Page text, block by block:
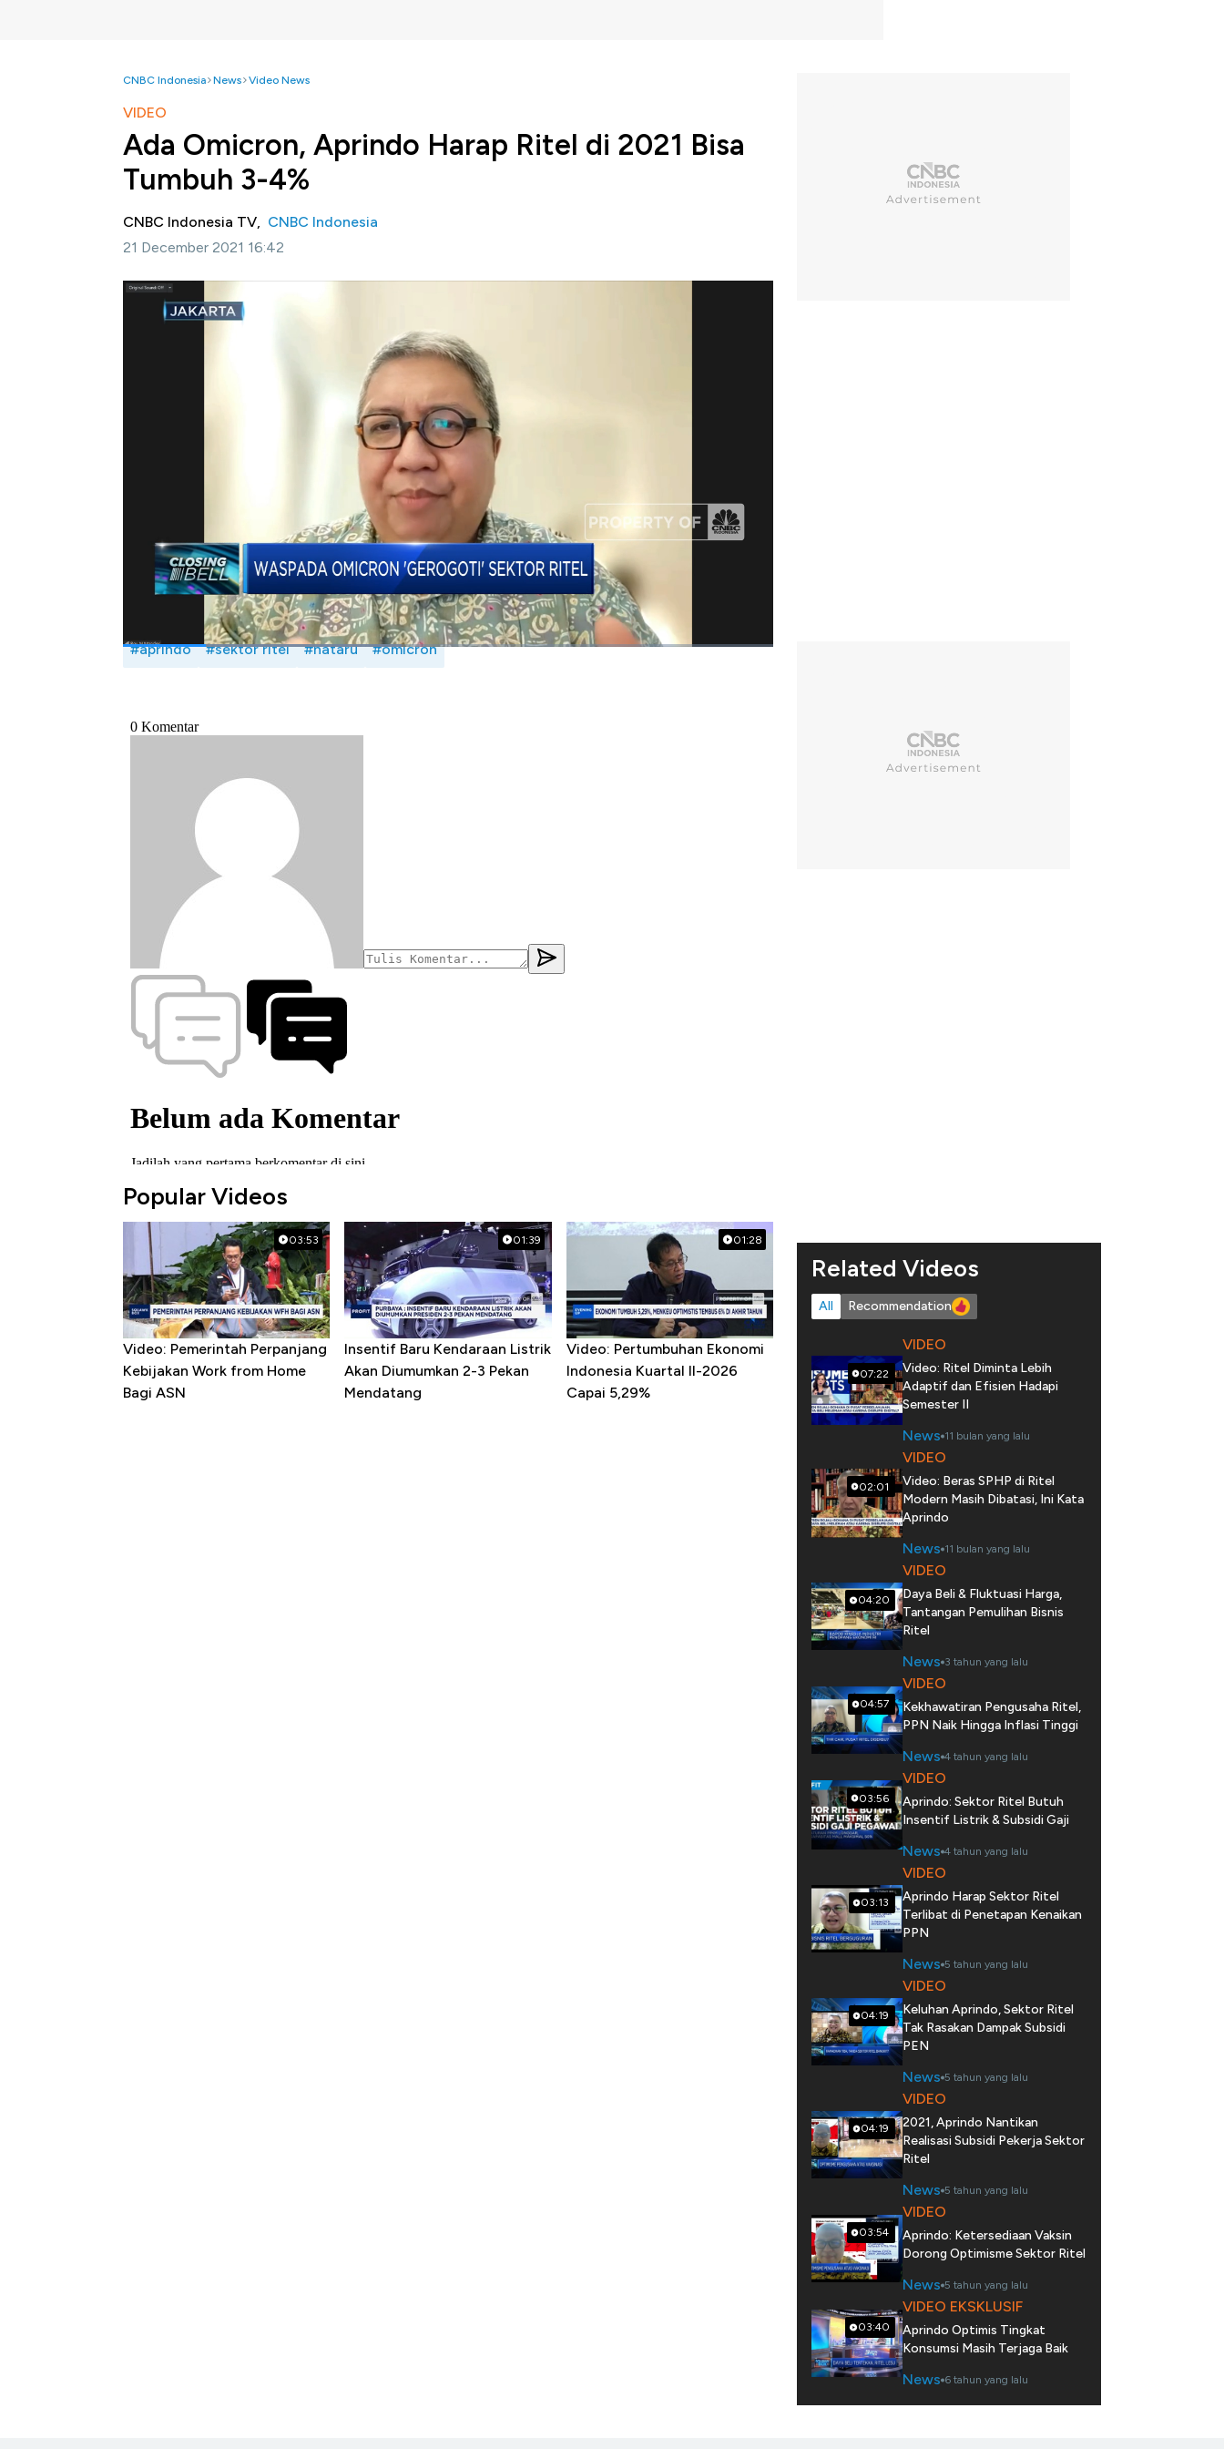
CNBC Indonesia News Video News
VIDEO
Ada Omicron, Aprindo Harap Ritel di 2021 Bisa
Tumbuh 3-4%
CNBC Indonesia TV, CNBC Indonesia
21 December 2021 16:42
Jakarta, CNBC Indonesia-
protokol ketat di pusat belanja menghadapi periode libur Natal dan Tahun Baru di tengah ancaman
Ketua Umum DPP Aprindo, Roy Mandey mengharapkan masa libur Nataru bisa menjadi waktu bagi
sektor ritel untuk meningkatkan pertumbuhan 3-3,5% dia akhir tahun sehingga target 3-4% di tahun
Seperti apa Selengkapnya simak dialog Muhammad Gibran dengan Ketua Umum DPP Asosiasi
Pengusaha Ritel Indonesia (Aprindo), Roy Mandey dalam program Closing Bell, CNBC Indonesia
Bagikan:
#aprindo #sektor ritel #nataru #omicron
Popular Videos
03:53
Video: Pemerintah Perpanjang
Kebijakan Work from Home
Bagi ASN
01:39
Insentif Baru Kendaraan Listrik
Akan Diumumkan 2-3 Pekan
Mendatang
01:28
Video: Pertumbuhan Ekonomi
Indonesia Kuartal II-2026
Capai 5,29%
Related Videos
All Recommendation
07:22
VIDEO
Video: Ritel Diminta Lebih
Adaptif dan Efisien Hadapi
Semester II
News 11 bulan yang lalu
02:01
VIDEO
Video: Beras SPHP di Ritel
Modern Masih Dibatasi, Ini Kata
Aprindo
News 11 bulan yang lalu
04:20
VIDEO
Daya Beli & Fluktuasi Harga,
Tantangan Pemulihan Bisnis
Ritel
News 3 tahun yang lalu
04:57
VIDEO
Kekhawatiran Pengusaha Ritel,
PPN Naik Hingga Inflasi Tinggi
News 4 tahun yang lalu
03:56
VIDEO
Aprindo: Sektor Ritel Butuh
Insentif Listrik & Subsidi Gaji
News 4 tahun yang lalu
03:13
VIDEO
Aprindo Harap Sektor Ritel
Terlibat di Penetapan Kenaikan
PPN
News 5 tahun yang lalu
04:19
VIDEO
Keluhan Aprindo, Sektor Ritel
Tak Rasakan Dampak Subsidi
PEN
News 5 tahun yang lalu
04:19
VIDEO
2021, Aprindo Nantikan
Realisasi Subsidi Pekerja Sektor
Ritel
News 5 tahun yang lalu
03:54
VIDEO
Aprindo: Ketersediaan Vaksin
Dorong Optimisme Sektor Ritel
News 5 tahun yang lalu
03:40
VIDEO EKSKLUSIF
Aprindo Optimis Tingkat
Konsumsi Masih Terjaga Baik
News 6 tahun yang lalu